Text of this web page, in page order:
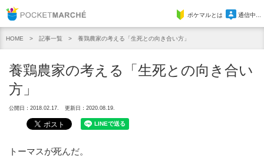
Pocket Marcheポケマルとは 通信中...
HOME 記事一覧 養鶏農家の考える「生死との向き合い方」
養鶏農家の考える「生死との向き合い
方」
公開日：2018.02.17. 更新日：2020.08.19.
トーマスが死んだ。